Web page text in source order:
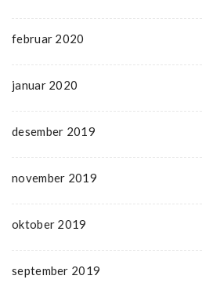
februar 2020
januar 2020
desember 2019
november 2019
oktober 2019
september 2019